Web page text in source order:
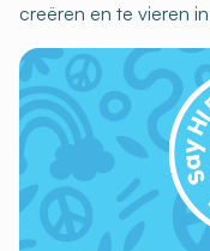
creëren en te vieren